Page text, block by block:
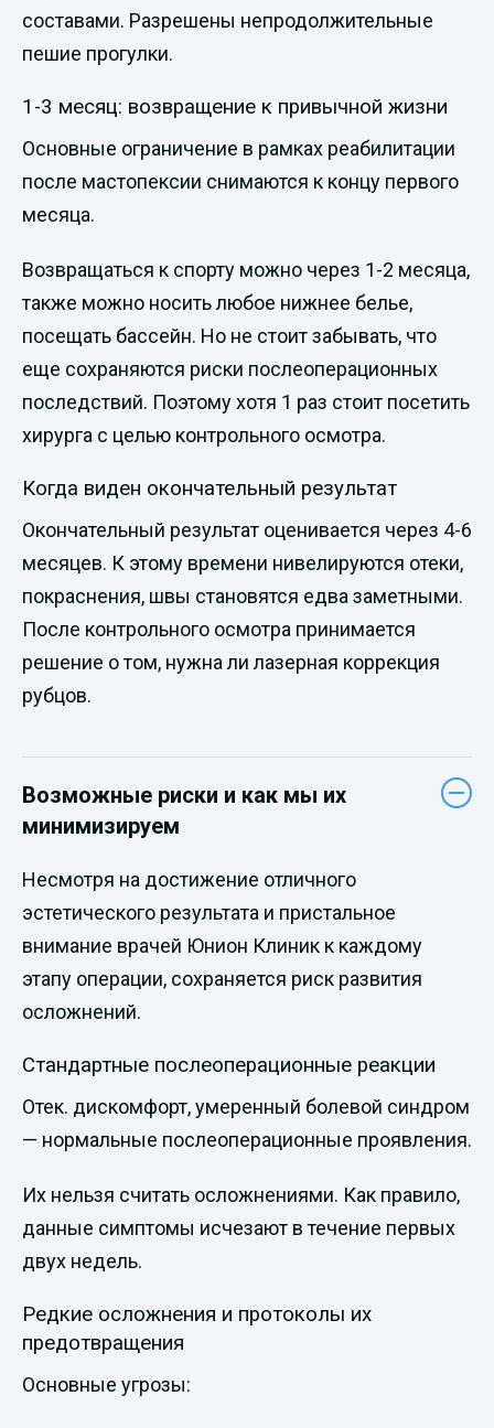
составами. Разрешены непродолжительные
пешие прогулки.
1-3 месяц: возвращение к привычной жизни
Основные ограничение в рамках реабилитации
после мастопексии снимаются к концу первого
месяца.
Возвращаться к спорту можно через 1-2 месяца,
также можно носить любое нижнее белье,
посещать бассейн. Но не стоит забывать, что
еще сохраняются риски послеоперационных
последствий. Поэтому хотя 1 раз стоит посетить
хирурга с целью контрольного осмотра.
Когда виден окончательный результат
Окончательный результат оценивается через 4-6
месяцев. К этому времени нивелируются отеки,
покраснения, швы становятся едва заметными.
После контрольного осмотра принимается
решение о том, нужна ли лазерная коррекция
рубцов.
Возможные риски и как мы их
минимизируем
Несмотря на достижение отличного
эстетического результата и пристальное
внимание врачей Юнион Клиник к каждому
этапу операции, сохраняется риск развития
осложнений.
Стандартные послеоперационные реакции
Отек. дискомфорт, умеренный болевой синдром
— нормальные послеоперационные проявления.
Их нельзя считать осложнениями. Как правило,
данные симптомы исчезают в течение первых
двух недель.
Редкие осложнения и протоколы их
предотвращения
Основные угрозы: